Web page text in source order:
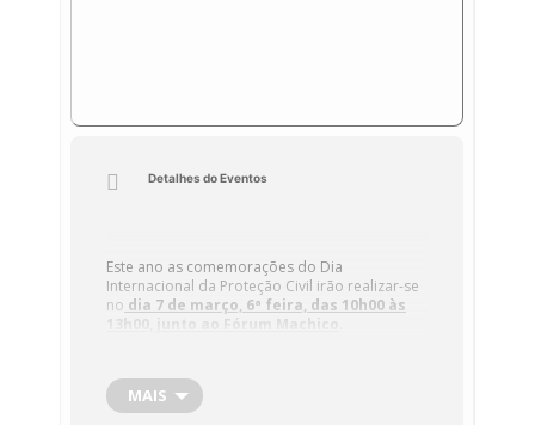
Detalhes do Eventos
Este ano as comemorações do Dia
Internacional da Proteção Civil irão realizar-se
no dia 7 de março, 6ª feira, das 10h00 às
13h00, junto ao Fórum Machico
COMEMORAÇÕES ALUSIVAS AO DIA
INTERNACIONAL DA PROTEÇÃO CIVIL –
MAIS